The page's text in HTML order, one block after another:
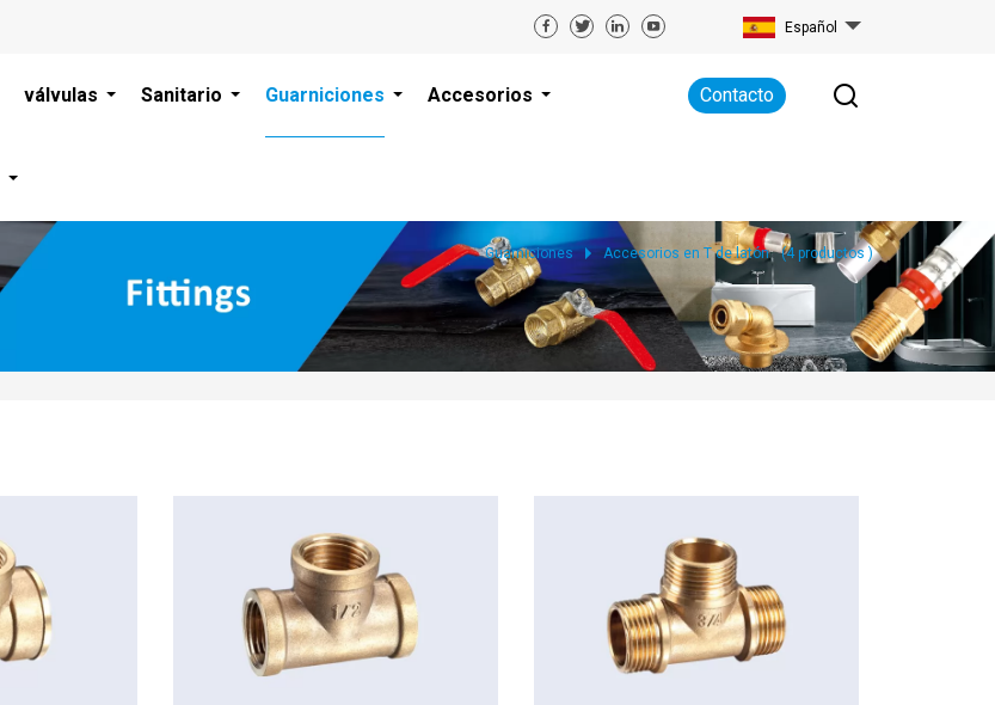
Español
Contacto
válvulas Sanitario Guarniciones Accesorios
Guarniciones Accesorios en T de latón (4 productos )